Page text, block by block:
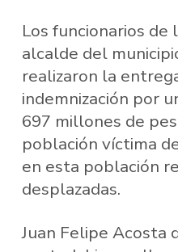
Los funcionarios
alcalde del
realizaron la
indemnización por
697 millones de
población víctima
en esta población
desplazadas.
Juan Felipe